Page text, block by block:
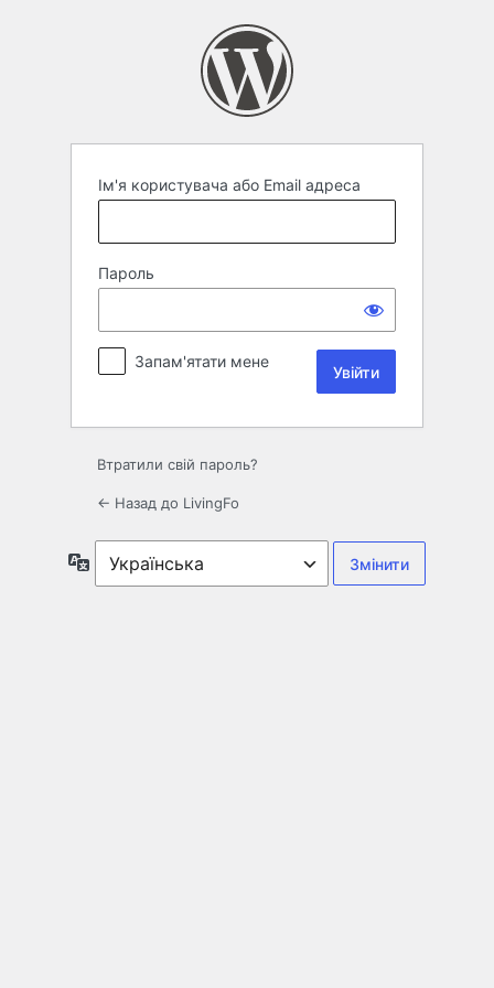
Ім'я користувача або Email адреса
Пароль
Запам'ятати мене
Втратили свій пароль?
← Назад до LivingFo
Мова